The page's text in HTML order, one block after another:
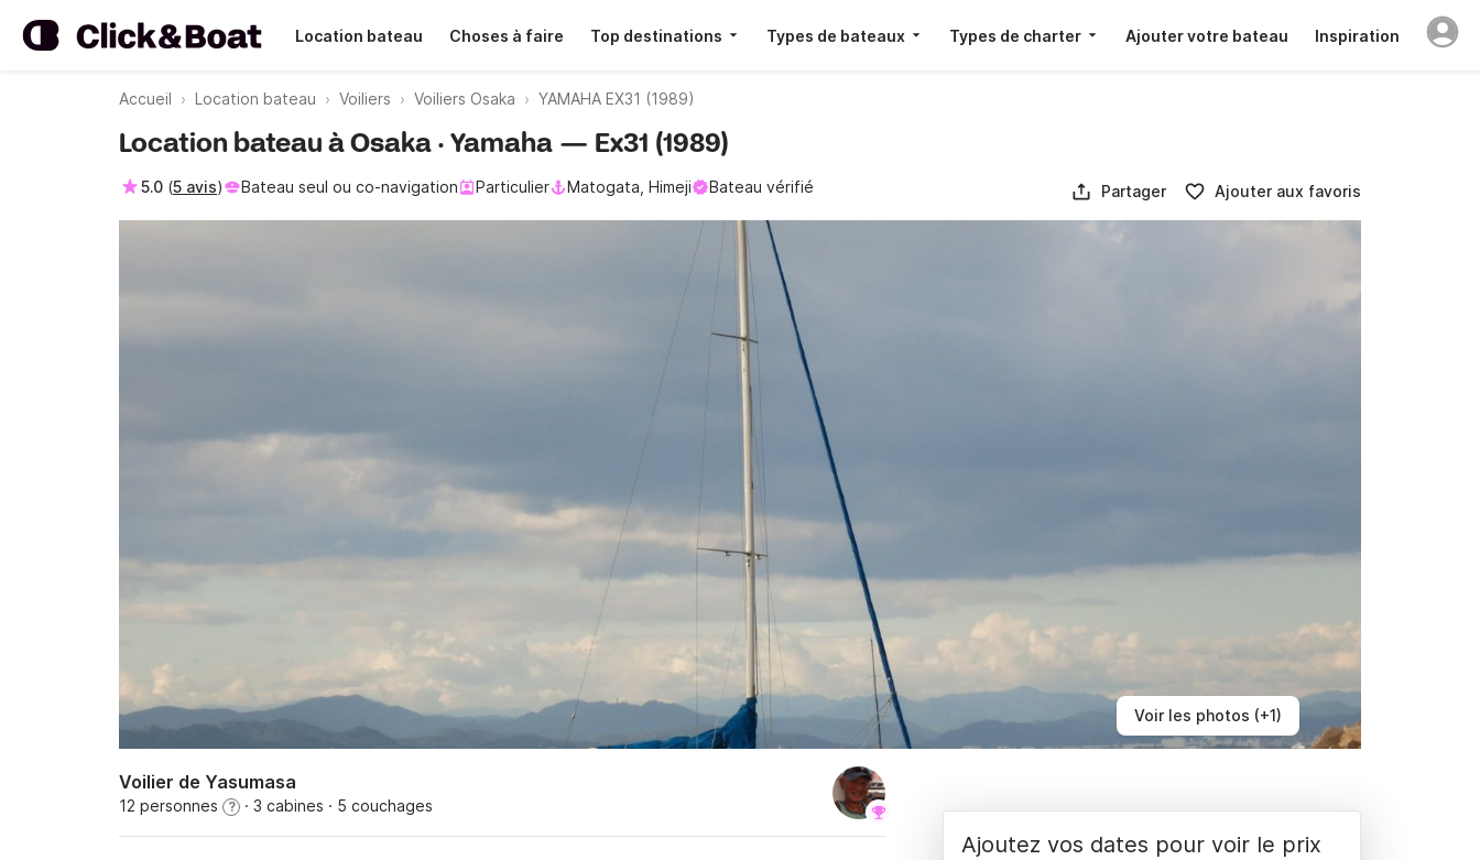
Location bateau Choses à faire Top destinations Types de bateaux Types de charter Ajouter votre bateau Inspiration
Accueil Location bateau Voiliers Voiliers Osaka YAMAHA EX31 (1989)
Voir les photos (+1)
Location bateau à Osaka · Yamaha — Ex31 (1989)
5.0 (5 avis) Bateau seul ou co-navigation Particulier Matogata, Himeji Bateau vérifié Partager Ajouter aux favoris
Voilier de Yasumasa
12 personnes ? · 3 cabines · 5 couchages
Ajoutez vos dates pour voir le prix